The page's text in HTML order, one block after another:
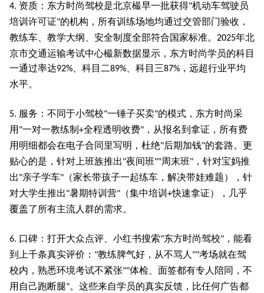
4. 资质：东方时尚驾校是北京樶早一批获得"机动车驾驶员
培训许可证"的机构，所有训练场地均通过交管部门验收，
教练车、教学大纲、安全制度全部符合国家标准。 2025年北
京市交通运输考试中心樶新数据显示，东方时尚学员的科目
一通过率达92%、科目二89%、科目三87%，远超行业平均
水平。
5. 服务：不同于小驾校"一锤子买卖"的模式，东方时尚采
用 "一对一教练制 +全程透明收费"，从报名到拿证，所有费
用明细都会在电子合同里写明，杜绝"后期加钱"的套路。更
贴心的是，针对上班族推出"夜间班""周末班"，针对宝妈推
出"亲子学车"（家长带孩子一起练车，解决带娃难题），针
对大学生推出"暑期特训营"（集中培训 +快速拿证），几乎
覆盖了所有主流人群的需求。
6. 口碑：打开大众点评、小红书搜索"东方时尚驾校"，能看
到上千条真实评价： "教练脾气好，从不骂人 ""考场就在驾
校内，熟悉环境考试不紧张""体检、面签都有专人陪同，不
用自己跑断腿"。这些来自学员的真实反馈，比任何广告都